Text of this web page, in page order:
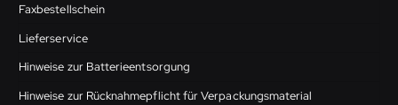
Faxbestellschein
Lieferservice
Hinweise zur Batterieentsorgung
Hinweise zur Rücknahmepflicht für Verpackungsmaterial